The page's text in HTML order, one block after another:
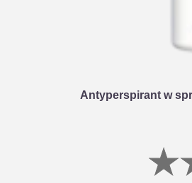
Antyperspirant w